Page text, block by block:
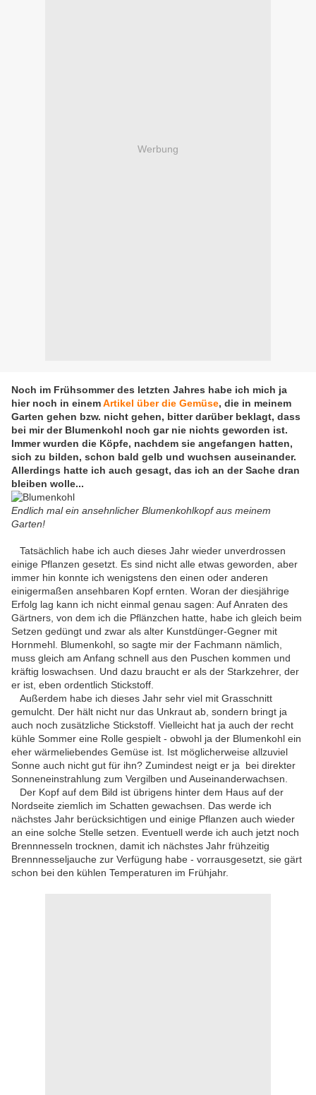
Werbung
Noch im Frühsommer des letzten Jahres habe ich mich ja
hier noch in einemArtikel über die Gemüse, die in meinem
Garten gehen bzw. nicht gehen, bitter darüber beklagt, dass
bei mir der Blumenkohl noch gar nie nichts geworden ist.
Immer wurden die Köpfe, nachdem sie angefangen hatten,
sich zu bilden, schon bald gelb und wuchsen auseinander.
Allerdings hatte ich auch gesagt, das ich an der Sache dran
bleiben wolle...
Endlich mal ein ansehnlicher Blumenkohlkopf aus meinem
Garten!
Tatsächlich habe ich auch dieses Jahr wieder unverdrossen
einige Pflanzen gesetzt. Es sind nicht alle etwas geworden, aber
immer hin konnte ich wenigstens den einen oder anderen
einigermaßen ansehbaren Kopf ernten. Woran der diesjährige
Erfolg lag kann ich nicht einmal genau sagen: Auf Anraten des
Gärtners, von dem ich die Pflänzchen hatte, habe ich gleich beim
Setzen gedüngt und zwar als alter Kunstdünger-Gegner mit
Hornmehl. Blumenkohl, so sagte mir der Fachmann nämlich,
muss gleich am Anfang schnell aus den Puschen kommen und
kräftig loswachsen. Und dazu braucht er als der Starkzehrer, der
er ist, eben ordentlich Stickstoff.
Außerdem habe ich dieses Jahr sehr viel mit Grasschnitt
gemulcht. Der hält nicht nur das Unkraut ab, sondern bringt ja
auch noch zusätzliche Stickstoff. Vielleicht hat ja auch der recht
kühle Sommer eine Rolle gespielt - obwohl ja der Blumenkohl ein
eher wärmeliebendes Gemüse ist. Ist möglicherweise allzuviel
Sonne auch nicht gut für ihn? Zumindest neigt er ja bei direkter
Sonneneinstrahlung zum Vergilben und Auseinanderwachsen.
Der Kopf auf dem Bild ist übrigens hinter dem Haus auf der
Nordseite ziemlich im Schatten gewachsen. Das werde ich
nächstes Jahr berücksichtigen und einige Pflanzen auch wieder
an eine solche Stelle setzen. Eventuell werde ich auch jetzt noch
Brennnesseln trocknen, damit ich nächstes Jahr frühzeitig
Brennnesseljauche zur Verfügung habe - vorrausgesetzt, sie gärt
schon bei den kühlen Temperaturen im Frühjahr.